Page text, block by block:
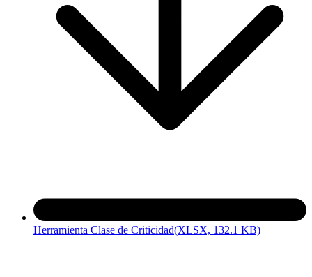
Herramienta Clase de Criticidad(XLSX, 132.1 KB)